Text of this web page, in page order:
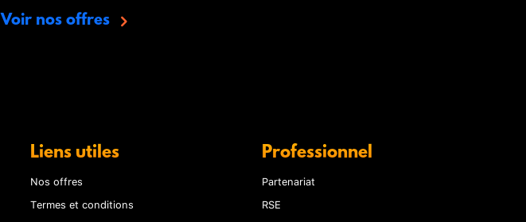
Voir nos offres
Liens utiles
Nos offres
Termes et conditions
Professionnel
Partenariat
RSE